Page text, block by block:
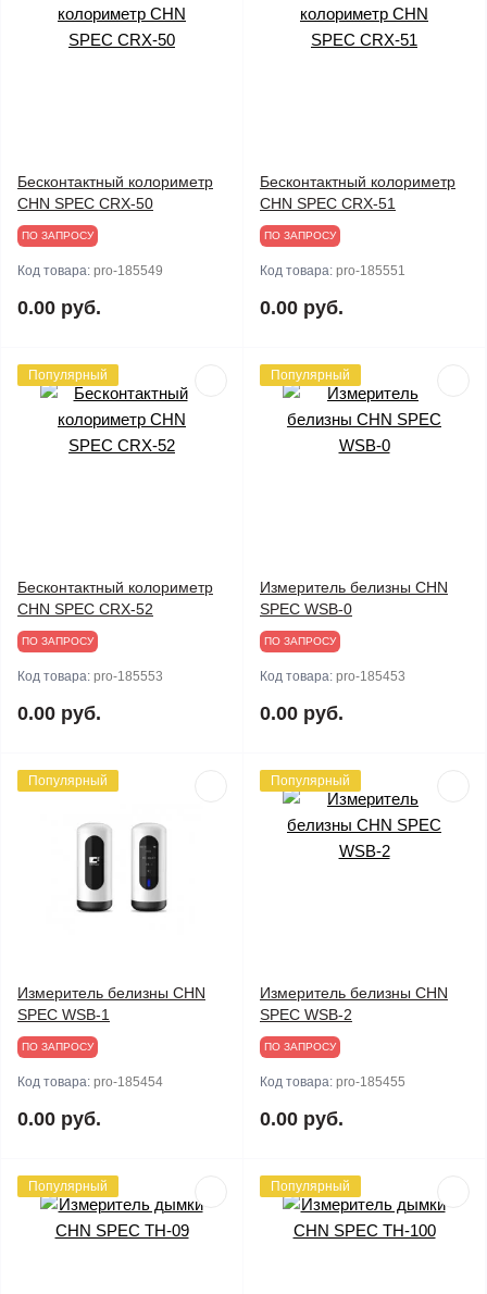
Бесконтактный колориметр
CHN SPEC CRX-50
ПО ЗАПРОСУ
Код товара: pro-185549
0.00 руб.
Бесконтактный колориметр
CHN SPEC CRX-51
ПО ЗАПРОСУ
Код товара: pro-185551
0.00 руб.
Популярный
Бесконтактный колориметр
CHN SPEC CRX-52
ПО ЗАПРОСУ
Код товара: pro-185553
0.00 руб.
Популярный
Измеритель белизны CHN
SPEC WSB-0
ПО ЗАПРОСУ
Код товара: pro-185453
0.00 руб.
Популярный
Измеритель белизны CHN
SPEC WSB-1
ПО ЗАПРОСУ
Код товара: pro-185454
0.00 руб.
Популярный
Измеритель белизны CHN
SPEC WSB-2
ПО ЗАПРОСУ
Код товара: pro-185455
0.00 руб.
Популярный Популярный